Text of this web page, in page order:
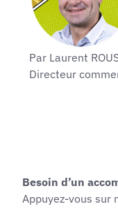
Par Laurent
Directeur
Besoin d’un
Appuyez-vous sur